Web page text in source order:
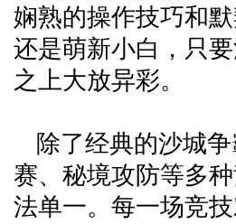
娴熟的操作技巧和
还是萌新小白，只
之上大放异彩。
除了经典的沙城
赛、秘境攻防等多
法单一。每一场竞